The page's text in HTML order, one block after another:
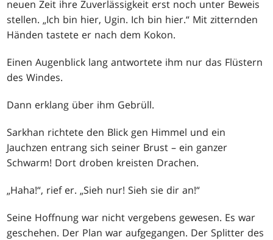
neuen Zeit ihre Zuverlässigkeit erst noch unter Beweis
stellen. „Ich bin hier, Ugin. Ich bin hier.“ Mit zitternden
Händen tastete er nach dem Kokon.
Einen Augenblick lang antwortete ihm nur das Flüstern
des Windes.
Dann erklang über ihm Gebrüll.
Sarkhan richtete den Blick gen Himmel und ein
Jauchzen entrang sich seiner Brust – ein ganzer
Schwarm! Dort droben kreisten Drachen.
„Haha!“, rief er. „Sieh nur! Sieh sie dir an!“
Seine Hoffnung war nicht vergebens gewesen. Es war
geschehen. Der Plan war aufgegangen. Der Splitter des